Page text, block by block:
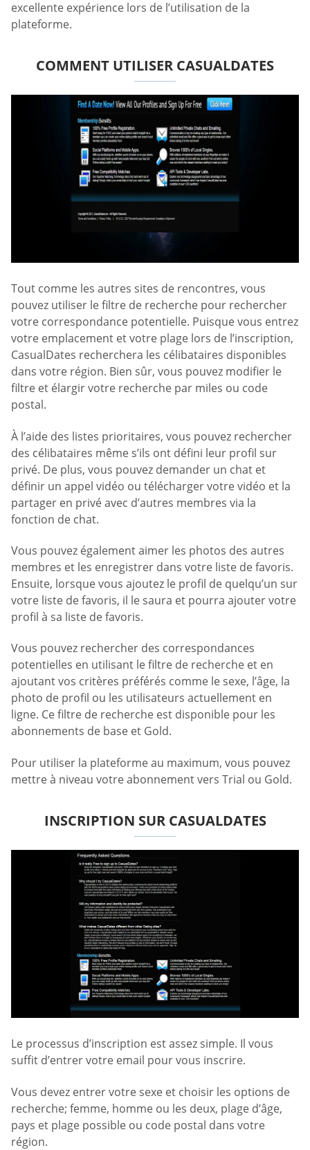
excellente expérience lors de l’utilisation de la
plateforme.
COMMENT UTILISER CASUALDATES
Tout comme les autres sites de rencontres, vous
pouvez utiliser le filtre de recherche pour rechercher
votre correspondance potentielle. Puisque vous entrez
votre emplacement et votre plage lors de l’inscription,
CasualDates recherchera les célibataires disponibles
dans votre région. Bien sûr, vous pouvez modifier le
filtre et élargir votre recherche par miles ou code
postal.
À l’aide des listes prioritaires, vous pouvez rechercher
des célibataires même s’ils ont défini leur profil sur
privé. De plus, vous pouvez demander un chat et
définir un appel vidéo ou télécharger votre vidéo et la
partager en privé avec d’autres membres via la
fonction de chat.
Vous pouvez également aimer les photos des autres
membres et les enregistrer dans votre liste de favoris.
Ensuite, lorsque vous ajoutez le profil de quelqu’un sur
votre liste de favoris, il le saura et pourra ajouter votre
profil à sa liste de favoris.
Vous pouvez rechercher des correspondances
potentielles en utilisant le filtre de recherche et en
ajoutant vos critères préférés comme le sexe, l’âge, la
photo de profil ou les utilisateurs actuellement en
ligne. Ce filtre de recherche est disponible pour les
abonnements de base et Gold.
Pour utiliser la plateforme au maximum, vous pouvez
mettre à niveau votre abonnement vers Trial ou Gold.
INSCRIPTION SUR CASUALDATES
Le processus d’inscription est assez simple. Il vous
suffit d’entrer votre email pour vous inscrire.
Vous devez entrer votre sexe et choisir les options de
recherche; femme, homme ou les deux, plage d’âge,
pays et plage possible ou code postal dans votre
région.